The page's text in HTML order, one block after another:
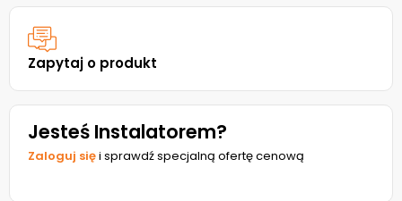
Zapytaj o produkt
Jesteś Instalatorem?
Zaloguj sięi sprawdź specjalną ofertę cenową